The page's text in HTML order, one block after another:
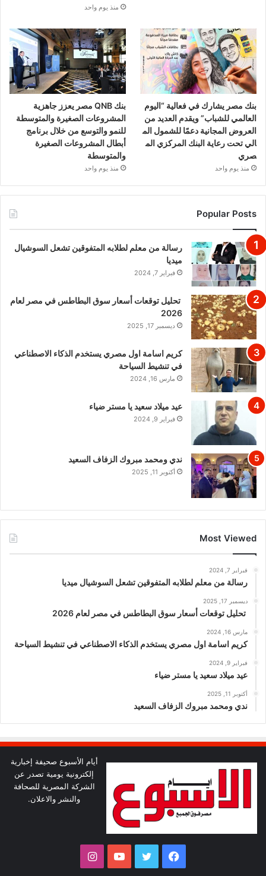
منذ يوم واحد
بنك مصر يشارك في فعالية “اليوم
العالمي للشباب” ويقدم العديد من
العروض المجانية دعمًا للشمول الم
الي تحت رعاية البنك المركزي الم
صري
منذ يوم واحد
بنك QNB مصر يعزز جاهزية
المشروعات الصغيرة والمتوسطة
للنمو والتوسع من خلال برنامج
أبطال المشروعات الصغيرة
والمتوسطة
منذ يوم واحد
Popular Posts
رسالة من معلم لطلابه المتفوقين تشعل السوشيال
ميديا
فبراير 7, 2024
تحليل توقعات أسعار سوق البطاطس في مصر لعام
2026
ديسمبر 17, 2025
كريم اسامة اول مصري يستخدم الذكاء الاصطناعي
في تنشيط السياحة
مارس 16, 2024
عيد ميلاد سعيد يا مستر ضياء
فبراير 9, 2024
ندي ومحمد مبروك الزفاف السعيد
أكتوبر 11, 2025
Most Viewed
فبراير 7, 2024
رسالة من معلم لطلابه المتفوقين تشعل السوشيال ميديا
ديسمبر 17, 2025
تحليل توقعات أسعار سوق البطاطس في مصر لعام 2026
مارس 16, 2024
كريم اسامة اول مصري يستخدم الذكاء الاصطناعي في تنشيط السياحة
فبراير 9, 2024
عيد ميلاد سعيد يا مستر ضياء
أكتوبر 11, 2025
ندي ومحمد مبروك الزفاف السعيد
أيام الأسبوع صحيفة إخبارية
إلكترونية يومية تصدر عن
الشركة المصرية للصحافة
والنشر والاعلان.
فيسبوك تويتر يوتيوبانستقرام